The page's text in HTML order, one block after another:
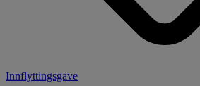
Innflyttingsgave